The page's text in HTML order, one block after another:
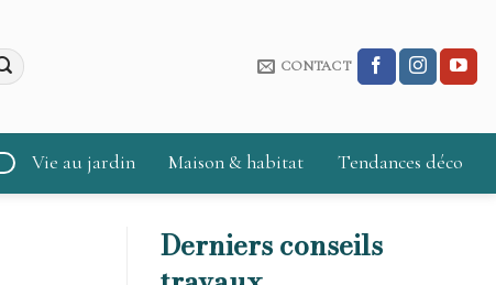
CONTACT
Vie au jardin Maison & habitat Tendances déco
Derniers conseils